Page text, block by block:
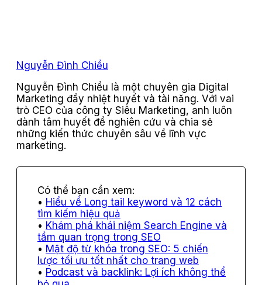
Nguyễn Đình Chiểu
Nguyễn Đình Chiểu là một chuyên gia Digital
Marketing đầy nhiệt huyết và tài năng. Với vai
trò CEO của công ty Siêu Marketing, anh luôn
dành tâm huyết để nghiên cứu và chia sẻ
những kiến thức chuyên sâu về lĩnh vực
marketing.
Hiểu về Long tail keyword và 12 cách
tìm kiếm hiệu quả
Khám phá khái niệm Search Engine và
tầm quan trọng trong SEO
Mật độ từ khóa trong SEO: 5 chiến
lược tối ưu tốt nhất cho trang web
Podcast và backlink: Lợi ích không thể